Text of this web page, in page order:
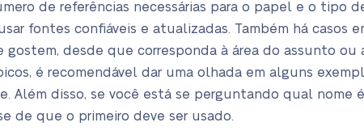
de referências necessárias para o papel e o tipo
fontes confiáveis e atualizadas. Também há casos
desde que corresponda à área do assunto ou
é recomendável dar uma olhada em alguns
Além disso, se você está se perguntando qual nome
de que o primeiro deve ser usado.